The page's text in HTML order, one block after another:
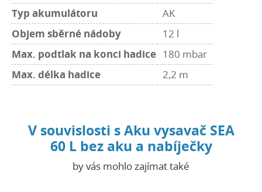
Typ akumulátoru
AK
Objem sběrné nádoby
12 l
Max. podtlak na konci hadice 180 mbar
Max. délka hadice
2,2 m
V souvislosti s Aku vysavač SEA
60 L bez aku a nabíječky
by vás mohlo zajímat také